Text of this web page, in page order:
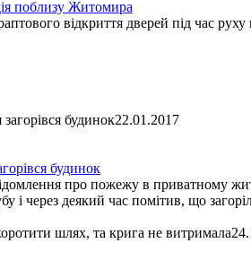
поблизу Житомира
відкриття дверей під час
22.01.2017
будинок
про пожежу в приватному
і через деякий час помітив, що